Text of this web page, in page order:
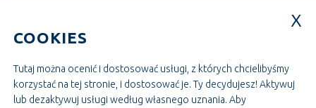
Szkolenia i badania
Administracja i zarządzanie
Rzemiosło i montaż
Budownictwo i technologia
COOKIES
Tutaj można ocenić i dostosować usługi, z których chcielibyśmy
korzystać na tej stronie, i dostosować je. Ty decydujesz! Aktywuj
lub dezaktywuj usługi według własnego uznania. Aby